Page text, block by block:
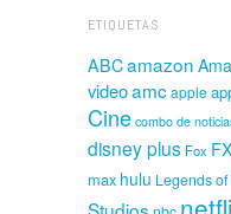
ETIQUETAS
ABCamazon
videoamcapple
Cine combo de
disney plus Fox FX
max hulu Legends